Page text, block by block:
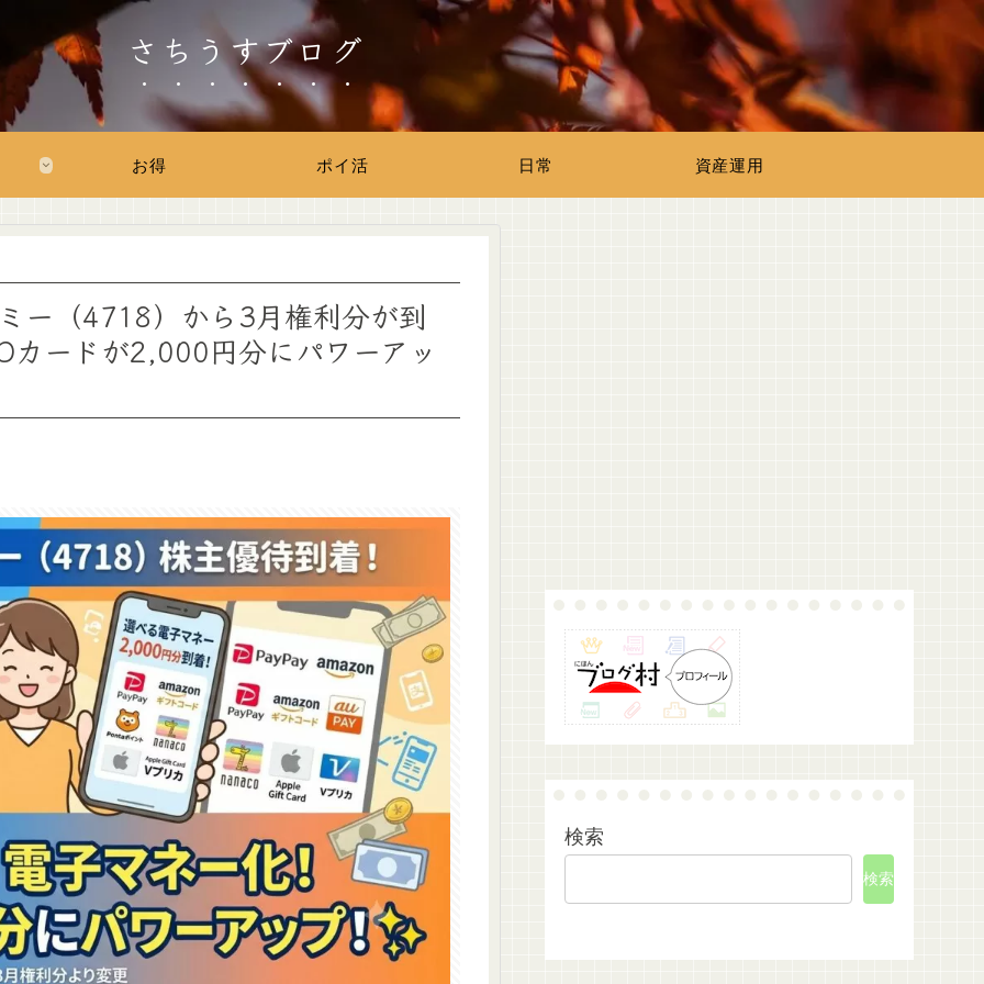
さちうすブログ
お得 ポイ活 日常 資産運用
ー（4718）から3月権利分が到
ードが2,000円分にパワーアッ
検索
検索